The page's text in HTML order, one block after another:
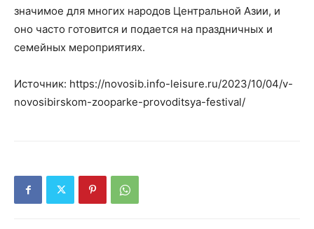
значимое для многих народов Центральной Азии, и
оно часто готовится и подается на праздничных и
семейных мероприятиях.
Источник: https://novosib.info-leisure.ru/2023/10/04/v-
novosibirskom-zooparke-provoditsya-festival/